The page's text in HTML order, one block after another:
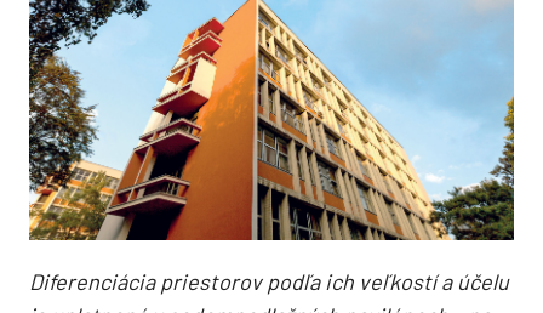
Diferenciácia priestorov podľa ich veľkostí a účelu